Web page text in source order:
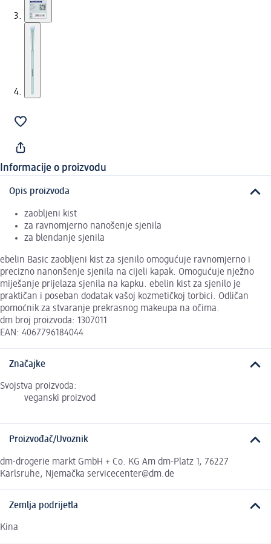
Informacije o proizvodu
Opis proizvoda
zaobljeni kist
za ravnomjerno nanošenje sjenila
za blendanje sjenila
ebelin Basic zaobljeni kist za sjenilo omogućuje ravnomjerno i
precizno nanonšenje sjenila na cijeli kapak. Omogućuje nježno
miješanje prijelaza sjenila na kapku. ebelin kist za sjenilo je
praktičan i poseban dodatak vašoj kozmetičkoj torbici. Odličan
pomoćnik za stvaranje prekrasnog makeupa na očima.
dm broj proizvoda: 1307011
EAN: 4067796184044
Značajke
Svojstva proizvoda:
veganski proizvod
Proizvođač/Uvoznik
dm-drogerie markt GmbH + Co. KG Am dm-Platz 1, 76227
Karlsruhe, Njemačka servicecenter@dm.de
Zemlja podrijetla
Kina